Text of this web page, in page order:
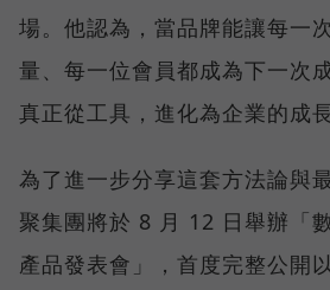
場。他認為，當品牌能讓每一
量、每一位會員都成為下一次
真正從工具，進化為企業的成長
為了進一步分享這套方法論與
聚集團將於 8 月 12 日舉辦「
產品發表會」，首度完整公開